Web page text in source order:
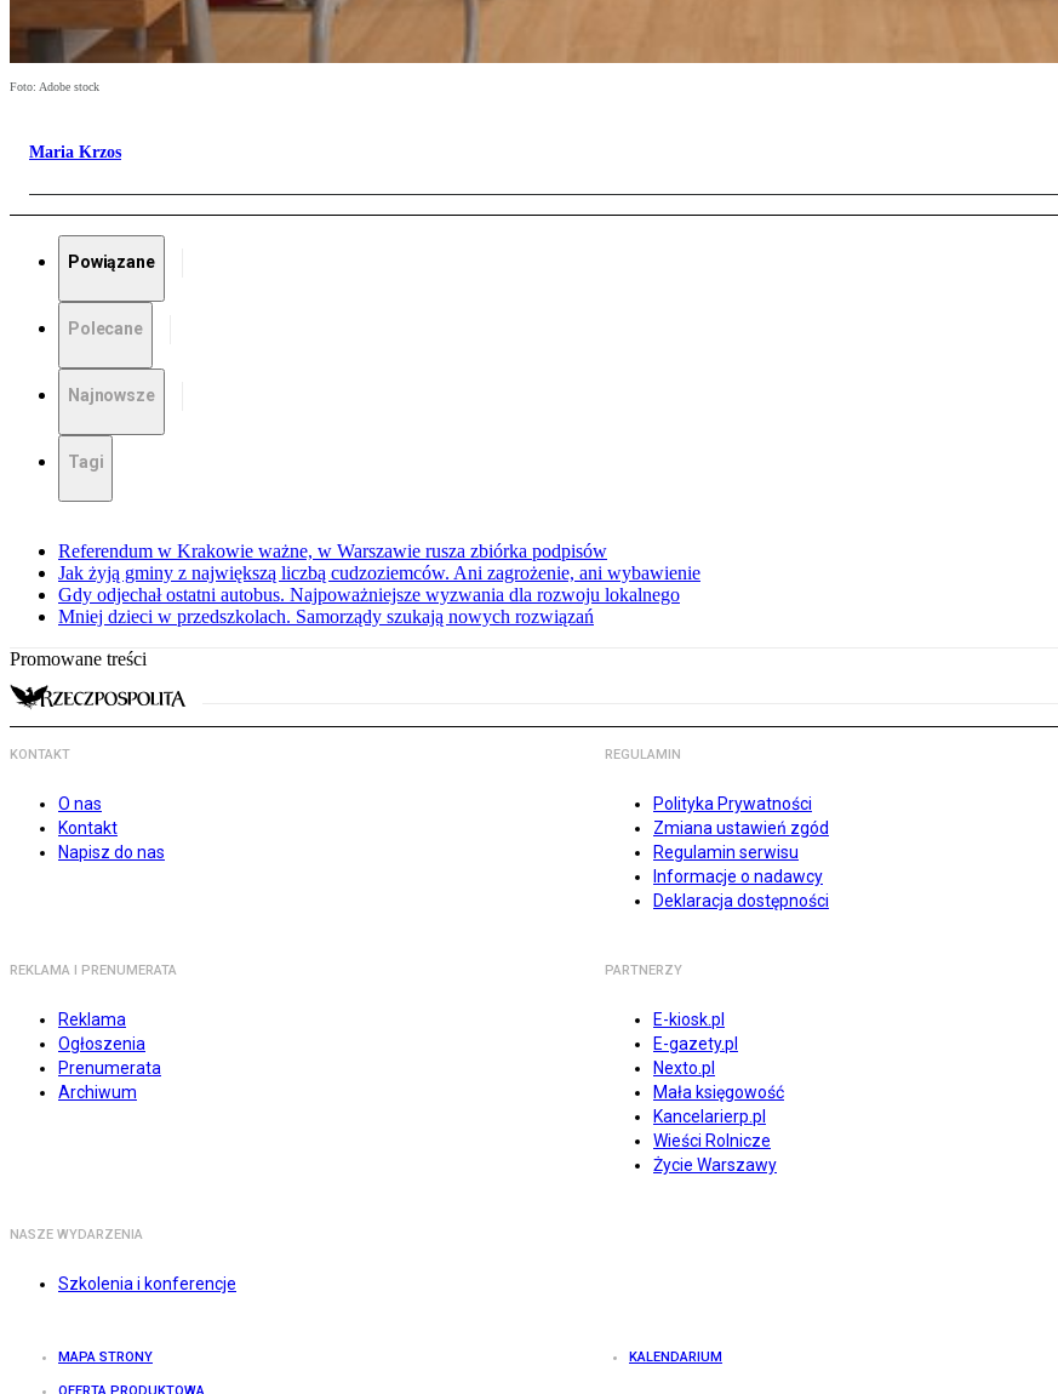
Foto: Adobe stock
Maria Krzos
Powiązane
Polecane
Najnowsze
Tagi
Referendum w Krakowie ważne, w Warszawie rusza zbiórka podpisów
Jak żyją gminy z największą liczbą cudzoziemców. Ani zagrożenie, ani wybawienie
Gdy odjechał ostatni autobus. Najpoważniejsze wyzwania dla rozwoju lokalnego
Mniej dzieci w przedszkolach. Samorządy szukają nowych rozwiązań
Promowane treści
KONTAKT
O nas
Kontakt
Napisz do nas
REGULAMIN
Polityka Prywatności
Zmiana ustawień zgód
Regulamin serwisu
Informacje o nadawcy
Deklaracja dostępności
REKLAMA I PRENUMERATA
Reklama
Ogłoszenia
Prenumerata
Archiwum
PARTNERZY
E-kiosk.pl
E-gazety.pl
Nexto.pl
Mała księgowość
Kancelarierp.pl
Wieści Rolnicze
Życie Warszawy
NASZE WYDARZENIA
Szkolenia i konferencje
MAPA STRONY KALENDARIUM